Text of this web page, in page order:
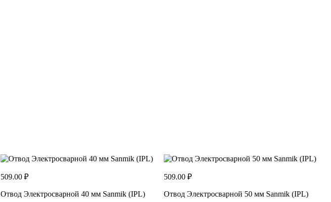
509.00 ₽
Отвод Электросварной 40 мм Sanmik (IPL)
509.00 ₽
Отвод Электросварной 50 мм Sanmik (IPL)